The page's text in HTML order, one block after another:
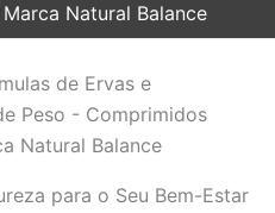
Natural Balance
de Ervas e
Peso - Comprimidos
Natural Balance
para o Seu Bem-Estar